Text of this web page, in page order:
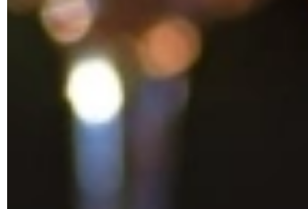
Meng de limoensap en olijfolie tot een
Besprenkel de salade met de dressing en
Zomerse paella met mosselen en grote
Ingrediënten